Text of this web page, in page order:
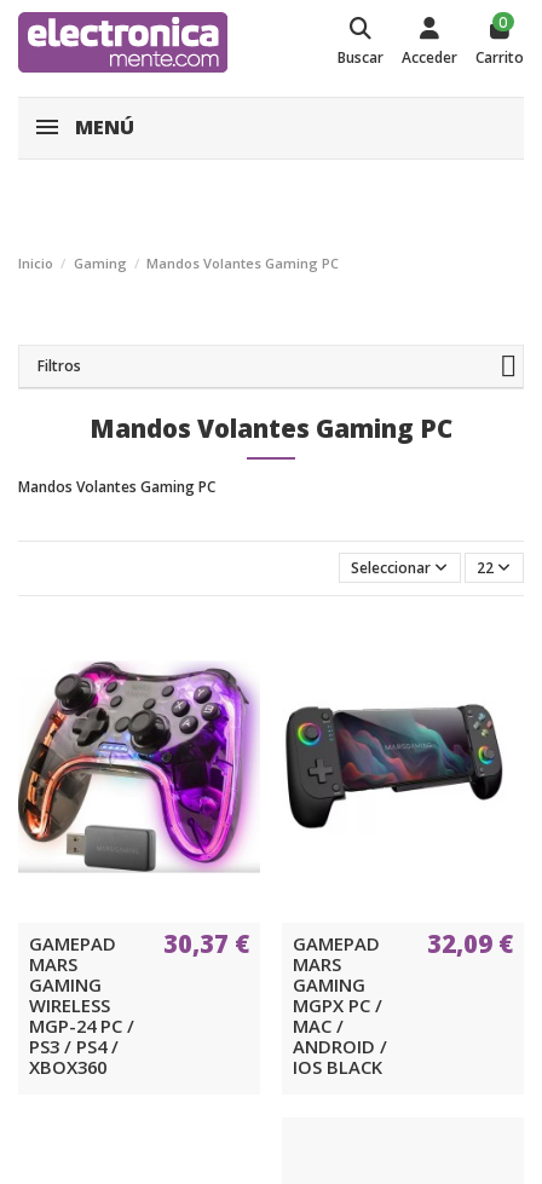
Buscar Acceder
0
Carrito
MENÚ
Inicio Gaming Mandos Volantes Gaming PC
Mandos Volantes Gaming PC
Mandos Volantes Gaming PC
Seleccionar 22
GAMEPAD
MARS
GAMING
WIRELESS
MGP-24 PC /
PS3 / PS4 /
XBOX360
30,37 €
GAMEPAD
MARS
GAMING
MGPX PC /
MAC /
ANDROID /
IOS BLACK
32,09 €
Filtros